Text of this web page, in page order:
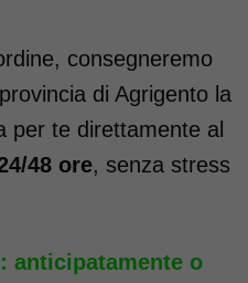
consegneremo
di Agrigento la
per te direttamente al
48 ore, senza stress
anticipatamente o